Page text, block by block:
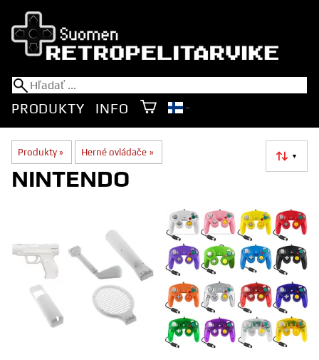
PRODUKTY INFO
Produkty ‪» Herné ovládače ‪» ▼
NINTENDO